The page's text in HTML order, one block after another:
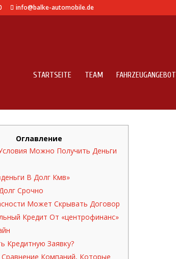
info@balke-automobile.de
STARTSEITE TEAM FAHRZEUGANGEBOT
Оглавление
Можно Получить Деньги
В Долг Кмв»
Срочно
Может Скрывать Договор
Кредит От «центрофинанс»
Кредитную Заявку?
Компаний, Которые